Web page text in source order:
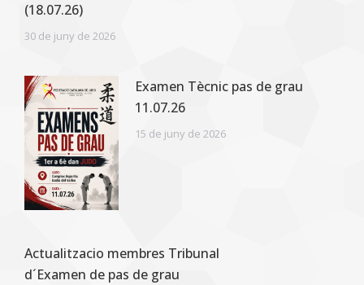
(18.07.26)
30 de juny de 2026
Examen Tècnic pas de grau
11.07.26
15 de juny de 2026
Actualitzacio membres Tribunal
d´Examen de pas de grau